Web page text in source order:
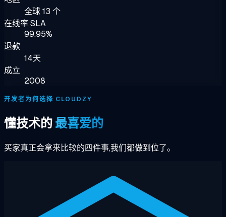
全球 13 个
在线率 SLA
99.95%
退款
14天
成立
2008
开发者为何选择 CLOUDZY
懂技术的最喜爱的
买家真正会拿来比较的四件事,我们都做到位了。